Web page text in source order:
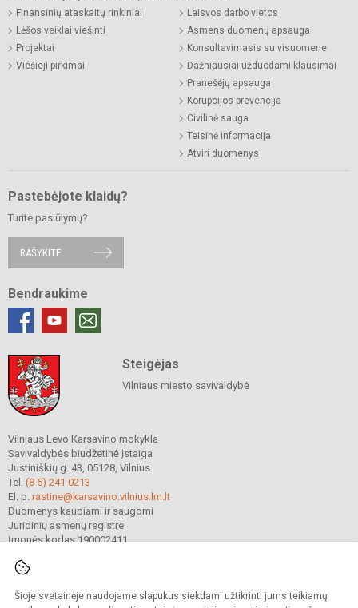
Šioje svetainėje naudojame slapukus siekdami užtikrinti jums teikiamų
Finansinių ataskaitų rinkiniai
Lėšos veiklai viešinti
Projektai
Viešieji pirkimai
Laisvos darbo vietos
Asmens duomenų apsauga
Konsultavimasis su visuomene
Dažniausiai užduodami klausimai
Pranešėjų apsauga
Korupcijos prevencija
Civilinė sauga
Teisinė informacija
Atviri duomenys
Pastebėjote klaidų?
Turite pasiūlymų?
RAŠYKITE
Bendraukime
Steigėjas
Vilniaus miesto savivaldybė
Vilniaus Levo Karsavino mokykla
Savivaldybės biudžetinė įstaiga
Justiniškių g. 43, 05128, Vilnius
Tel. (8 5) 241 0213
El. p. rastine@karsavino.vilnius.lm.lt
Duomenys kaupiami ir saugomi
Juridinių asmenų registre
Įmonės kodas 190002411
© 2022. Vilniaus Levo Karsavino mokykla. Visos teisės saugomos.